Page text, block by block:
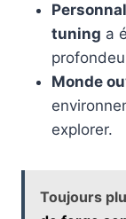
tuning a
Monde
explorer.
Toujours